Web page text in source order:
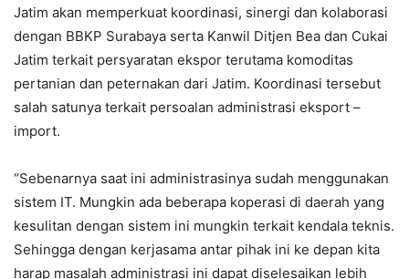
Jatim akan memperkuat koordinasi, sinergi dan kolaborasi
dengan BBKP Surabaya serta Kanwil Ditjen Bea dan Cukai
Jatim terkait persyaratan ekspor terutama komoditas
pertanian dan peternakan dari Jatim. Koordinasi tersebut
salah satunya terkait persoalan administrasi eksport –
import.
“Sebenarnya saat ini administrasinya sudah menggunakan
sistem IT. Mungkin ada beberapa koperasi di daerah yang
kesulitan dengan sistem ini mungkin terkait kendala teknis.
Sehingga dengan kerjasama antar pihak ini ke depan kita
harap masalah administrasi ini dapat diselesaikan lebih